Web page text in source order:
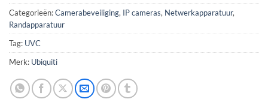
Categorieën:Camerabeveiliging, IP cameras, Netwerkapparatuur,
Randapparatuur
Tag: UVC
Merk: Ubiquiti